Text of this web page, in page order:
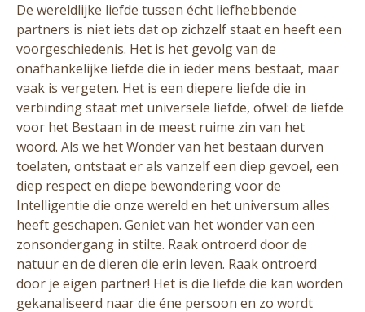
De wereldlijke liefde tussen écht liefhebbende
partners is niet iets dat op zichzelf staat en heeft een
voorgeschiedenis. Het is het gevolg van de
onafhankelijke liefde die in ieder mens bestaat, maar
vaak is vergeten. Het is een diepere liefde die in
verbinding staat met universele liefde, ofwel: de liefde
voor het Bestaan in de meest ruime zin van het
woord. Als we het Wonder van het bestaan durven
toelaten, ontstaat er als vanzelf een diep gevoel, een
diep respect en diepe bewondering voor de
Intelligentie die onze wereld en het universum alles
heeft geschapen. Geniet van het wonder van een
zonsondergang in stilte. Raak ontroerd door de
natuur en de dieren die erin leven. Raak ontroerd
door je eigen partner! Het is die liefde die kan worden
gekanaliseerd naar die éne persoon en zo wordt